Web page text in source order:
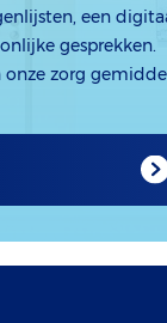
een
gesprekken.
onze zorg